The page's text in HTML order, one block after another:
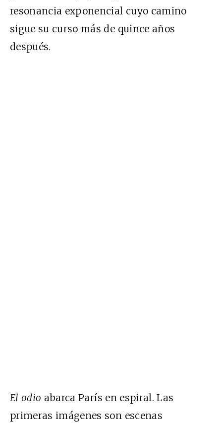
resonancia exponencial cuyo camino
sigue su curso más de quince años
después.
El odio abarca París en espiral. Las
primeras imágenes son escenas